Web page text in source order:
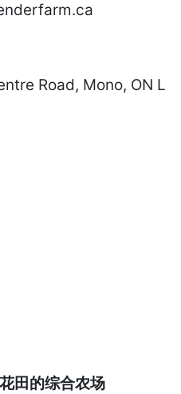
Road, Mono, ON L
田的综合农场